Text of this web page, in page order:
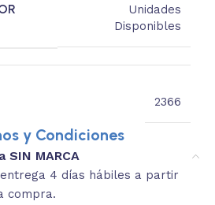
Unidades
Disponibles
2366
y Condiciones
MARCA
4 días hábiles a partir
compra.